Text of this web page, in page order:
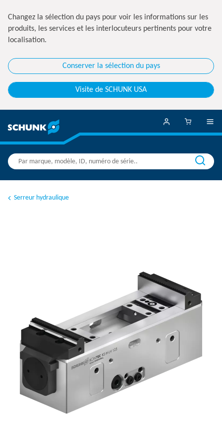
Changez la sélection du pays pour voir les informations sur les
produits, les services et les interlocuteurs pertinents pour votre
localisation.
Conserver la sélection du pays
Visite de SCHUNK USA
Serreur hydraulique